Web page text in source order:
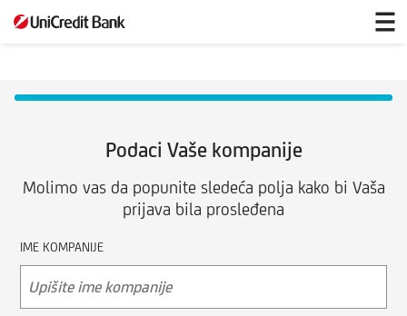
Održavanje
higijene
banke
Podaci Vaše kompanije
Molimo vas da popunite sledeća polja kako bi Vaša
prijava bila prosleđena
IME KOMPANIJE